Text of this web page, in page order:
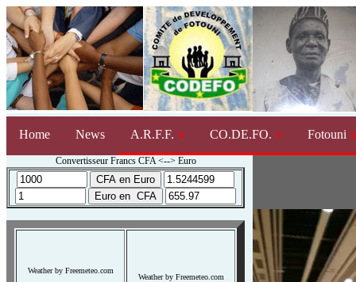
Home News A.R.F.F. CO.DE.FO. Fotouni
Convertisseur Francs CFA <--> Euro
Weather by Freemeteo.com
Weather by Freemeteo.com